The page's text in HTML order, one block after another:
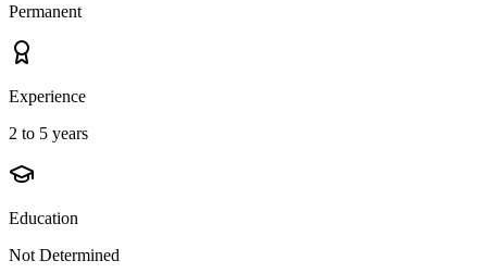
Permanent
Experience
2 to 5 years
Education
Not Determined